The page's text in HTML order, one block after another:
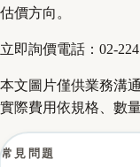
估價方向。
立即詢價電話： 02-
本文圖片僅供業務溝
實際費用依規格、數
常見問題